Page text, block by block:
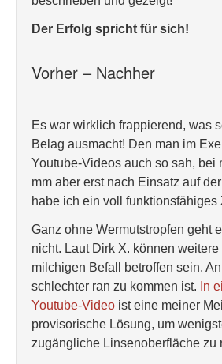
Der Erfolg spricht für sich!
Vorher – Nachher
Es war wirklich frappierend, was
Belag ausmacht! Den man im
Youtube-Videos auch so sah, bei
mm aber erst nach Einsatz auf
habe ich ein voll funktionsfähiges
Ganz ohne Wermutstropfen geht
nicht. Laut Dirk X. können
milchigen Befall betroffen sein.
schlechter ran zu kommen ist. In
Youtube-Video ist eine meiner
provisorische Lösung, um
zugängliche Linsenoberfläche zu